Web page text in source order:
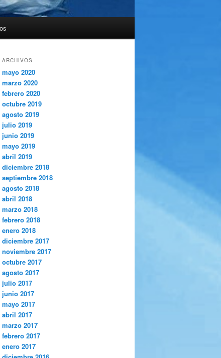
ARCHIVOS
mayo 2020
marzo 2020
febrero 2020
octubre 2019
agosto 2019
julio 2019
junio 2019
mayo 2019
abril 2019
diciembre 2018
septiembre 2018
agosto 2018
abril 2018
marzo 2018
febrero 2018
enero 2018
diciembre 2017
noviembre 2017
octubre 2017
agosto 2017
julio 2017
junio 2017
mayo 2017
abril 2017
marzo 2017
febrero 2017
enero 2017